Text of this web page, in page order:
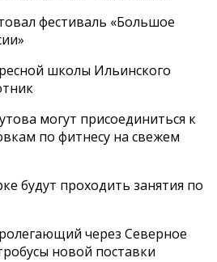
фестиваль «Большое
школы Ильинского
могут присоединиться к
по фитнесу на свежем
будут проходить занятия по
через Северное
новой поставки